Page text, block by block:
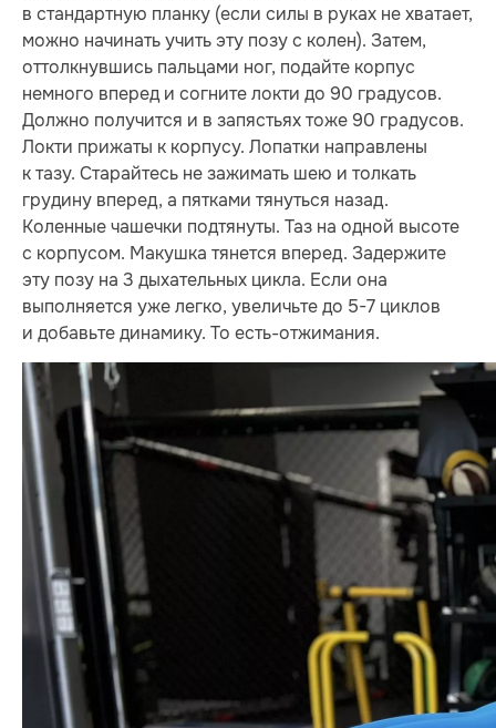
в стандартную планку (если силы в руках не хватает,
можно начинать учить эту позу с колен). Затем,
оттолкнувшись пальцами ног, подайте корпус
немного вперед и согните локти до 90 градусов.
Должно получится и в запястьях тоже 90 градусов.
Локти прижаты к корпусу. Лопатки направлены
к тазу. Старайтесь не зажимать шею и толкать
грудину вперед, а пятками тянуться назад.
Коленные чашечки подтянуты. Таз на одной высоте
с корпусом. Макушка тянется вперед. Задержите
эту позу на 3 дыхательных цикла. Если она
выполняется уже легко, увеличьте до 5-7 циклов
и добавьте динамику. То есть-отжимания.